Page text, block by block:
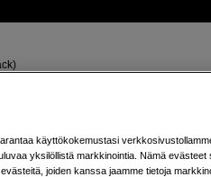
mukavuuden ja
takaamiseksi
käyttökokemustasi
yksilöllistä markkinointia. Nämä evästeet
joiden kanssa jaamme tietoja